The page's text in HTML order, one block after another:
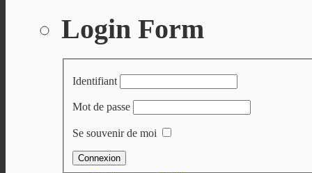
Login Form
Identifiant
Mot de passe
Se souvenir de moi